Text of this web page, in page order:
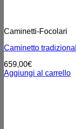
Caminetti-Focolari
Caminetto
659,00€
Aggiungi al carrello